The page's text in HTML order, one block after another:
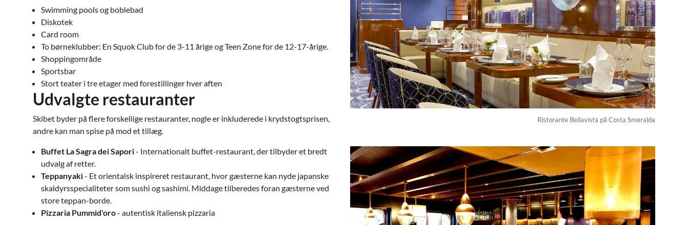
Swimming pools og boblebad
Diskotek
Card room
To børneklubber: En Squok Club for de 3-11 årige og Teen Zone for de 12-17-årige.
Shoppingområde
Sportsbar
Stort teater i tre etager med forestillinger hver aften
Udvalgte restauranter
Skibet byder på flere forskellige restauranter, nogle er inkluderede i krydstogtsprisen,
andre kan man spise på mod et tillæg.
Buffet La Sagra dei Sapori- Internationalt buffet-restaurant, der tilbyder et bredt
udvalg af retter.
Teppanyaki- Et orientalsk inspireret restaurant, hvor gæsterne kan nyde japanske
skaldyrsspecialiteter som sushi og sashimi. Middage tilberedes foran gæsterne ved
store teppan-borde.
Pizzaria Pummid'oro- autentisk italiensk pizzaria
Ristorante Bellavista på Costa Smeralda